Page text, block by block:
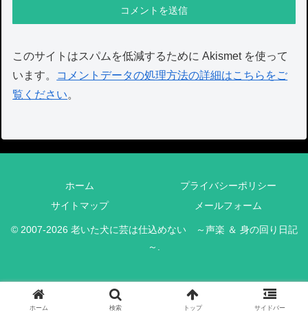
このサイトはスパムを低減するために Akismet を使って
います。
コメントデータの処理方法の詳細はこちらをご
覧ください。
ホーム
プライバシーポリシー
サイトマップ
メールフォーム
© 2007-2026 老いた犬に芸は仕込めない ～声楽 ＆ 身の回り日記
～.
ホーム 検索 トップ サイドバー